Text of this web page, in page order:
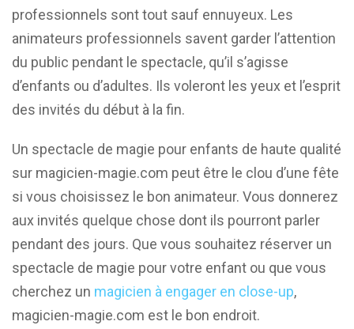
professionnels sont tout sauf ennuyeux. Les
animateurs professionnels savent garder l’attention
du public pendant le spectacle, qu’il s’agisse
d’enfants ou d’adultes. Ils voleront les yeux et l’esprit
des invités du début à la fin.
Un spectacle de magie pour enfants de haute qualité
sur magicien-magie.com peut être le clou d’une fête
si vous choisissez le bon animateur. Vous donnerez
aux invités quelque chose dont ils pourront parler
pendant des jours. Que vous souhaitez réserver un
spectacle de magie pour votre enfant ou que vous
cherchez un magicien à engager en close-up,
magicien-magie.com est le bon endroit.